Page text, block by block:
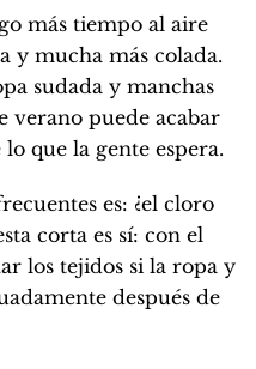
más tiempo al aire
y mucha más colada.
sudada y manchas
verano puede acabar
que la gente espera.
es: ¿el cloro
corta es sí: con el
los tejidos si la ropa y
después de